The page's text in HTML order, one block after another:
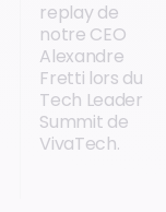
replay de
notre CEO
Alexandre
Fretti lors du
Tech Leader
Summit de
VivaTech.